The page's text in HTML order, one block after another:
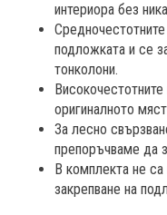
интериора без
подложката и се
тонколони.
оригиналното
За лесно
препоръчваме да
В комплекта не
закрепване на